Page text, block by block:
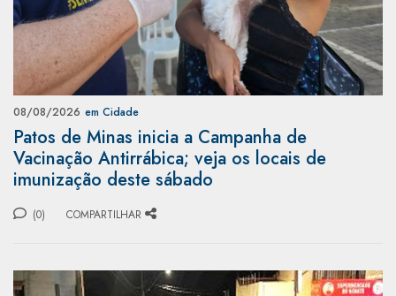
08/08/2026 em Cidade
Patos de Minas inicia a Campanha de
Vacinação Antirrábica; veja os locais de
imunização deste sábado
(0) COMPARTILHAR